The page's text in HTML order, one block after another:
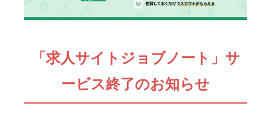
「求人サイトジョブノート」サ
ービス終了のお知らせ